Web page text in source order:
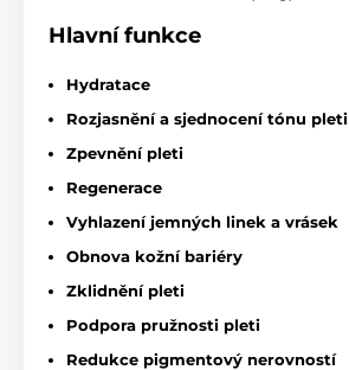
Hlavní funkce
Hydratace
Rozjasnění a sjednocení tónu pleti
Zpevnění pleti
Regenerace
Vyhlazení jemných linek a vrásek
Obnova kožní bariéry
Zklidnění pleti
Podpora pružnosti pleti
Redukce pigmentový nerovností